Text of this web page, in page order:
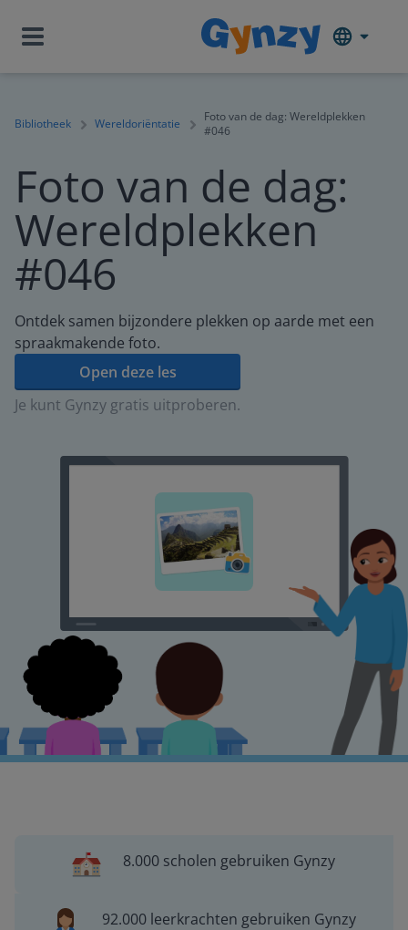
Bibliotheek Wereldoriëntatie
Foto van de dag: Wereldplekken
#046
Foto van de dag:
Wereldplekken
#046
Ontdek samen bijzondere plekken op aarde met een
spraakmakende foto.
Open deze les
Je kunt Gynzy gratis uitproberen.
8.000 scholen gebruiken Gynzy
92.000 leerkrachten gebruiken Gynzy